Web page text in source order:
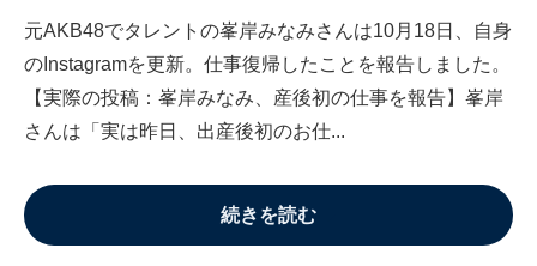
元AKB48でタレントの峯岸みなみさんは10月18日、自身
のInstagramを更新。仕事復帰したことを報告しました。
【実際の投稿：峯岸みなみ、産後初の仕事を報告】峯岸
さんは「実は昨日、出産後初のお仕...
続きを読む